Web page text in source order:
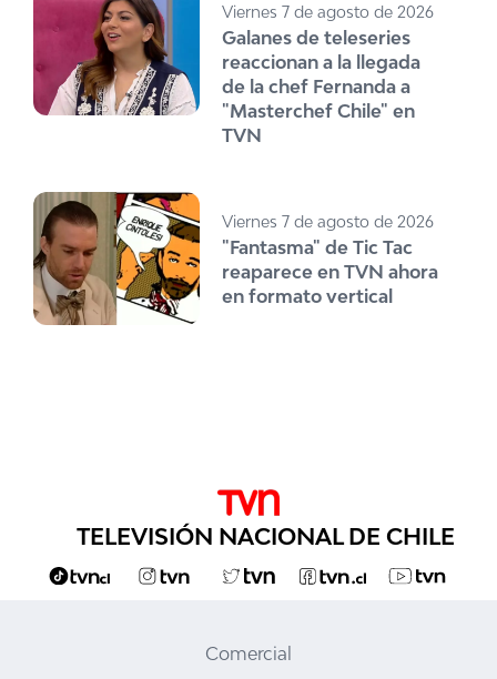
Viernes 7 de agosto de 2026
Galanes de teleseries
reaccionan a la llegada
de la chef Fernanda a
"Masterchef Chile" en
TVN
Viernes 7 de agosto de 2026
"Fantasma" de Tic Tac
reaparece en TVN ahora
en formato vertical
TELEVISIÓN NACIONAL DE CHILE
Comercial